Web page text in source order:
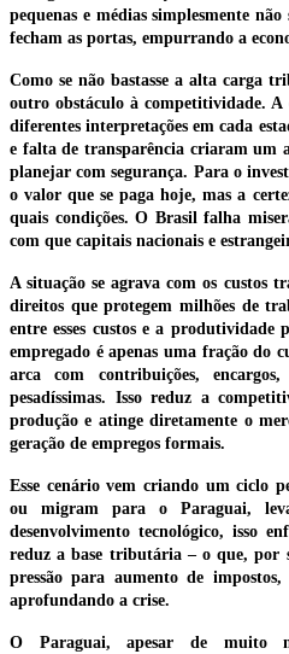
pequenas e médias simplesmente
fecham as portas, empurrando a
Como se não bastasse a alta carga
outro obstáculo à competitividade. A
diferentes interpretações em cada
e falta de transparência criaram um
planejar com segurança. Para o
o valor que se paga hoje, mas a
quais condições. O Brasil falha
com que capitais nacionais e
A situação se agrava com os custos
direitos que protegem milhões de
entre esses custos e a
empregado é apenas uma fração do
arca com contribuições,
pesadíssimas. Isso reduz a
produção e atinge diretamente o
geração de empregos formais.
Esse cenário vem criando um ciclo
ou migram para o Paraguai,
desenvolvimento tecnológico, isso
reduz a base tributária – o que, por
pressão para aumento de
aprofundando a crise.
O Paraguai, apesar de muito